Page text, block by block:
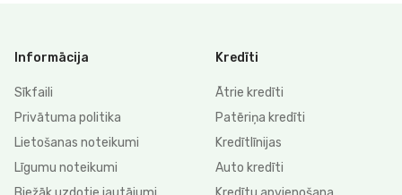
Informācija
Sīkfaili
Privātuma politika
Lietošanas noteikumi
Līgumu noteikumi
Kredīti
Ātrie kredīti
Patēriņa kredīti
Kredītlīnijas
Auto kredīti